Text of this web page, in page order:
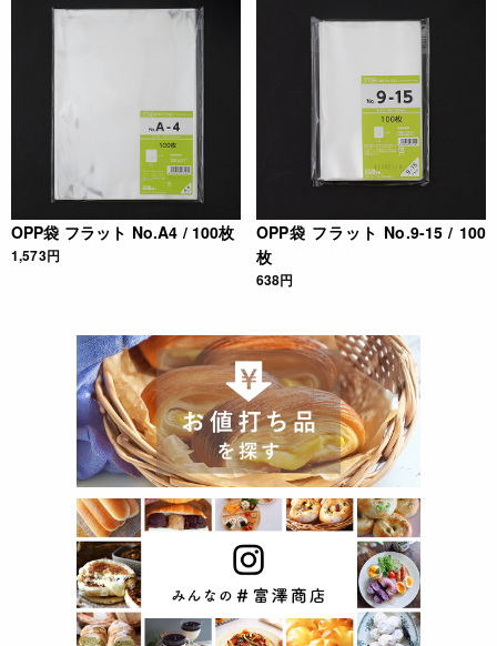
OPP袋 フラット No.A4 / 100枚
1,573円
OPP袋 フラット No.9-15 / 100
枚
638円